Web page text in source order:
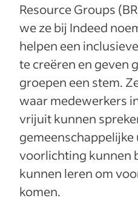
Resource Groups
we ze bij Indeed
helpen een
te creëren en geven
groepen een stem.
waar medewerkers
vrijuit kunnen
voorlichting kunnen
kunnen leren om
komen.